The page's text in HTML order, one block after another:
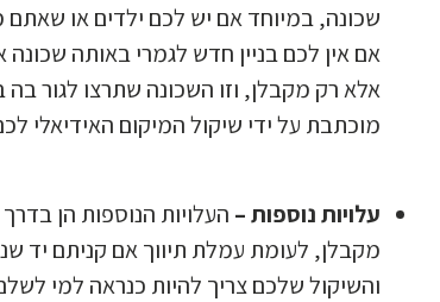
שכונה, במיוחד אם יש לכם ילדים או
אם אין לכם בניין חדש לגמרי באותה שכונה
אלא רק מקבלן, וזו השכונה שתרצו לגור
מוכתבת על ידי שיקול המיקום האידיאלי
עלויות נוספות – העלויות הנוספות הן
מקבלן, לעומת עמלת תיווך אם קניתם יד
והשיקול שלכם צריך להיות כנראה למי